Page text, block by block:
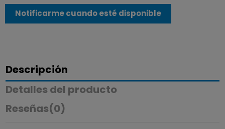
Descripción
Detalles del producto
Reseñas(0)